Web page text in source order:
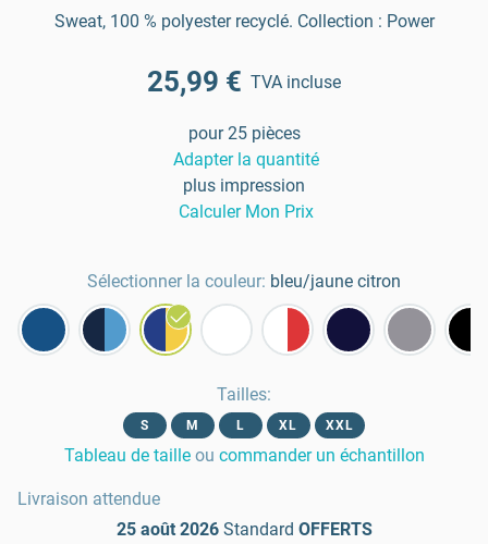
Sweat, 100 % polyester recyclé. Collection : Power
25,99 € TVA incluse
pour 25 pièces
Adapter la quantité
plus impression
Calculer Mon Prix
Sélectionner la couleur: bleu/jaune citron
Tailles:
S M L XL XXL
Tableau de taille ou commander un échantillon
Livraison attendue
25 août 2026 Standard OFFERTS